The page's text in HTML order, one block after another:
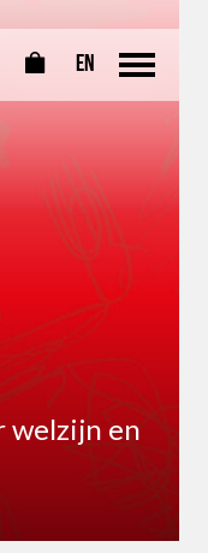
0 EN
welzijn en